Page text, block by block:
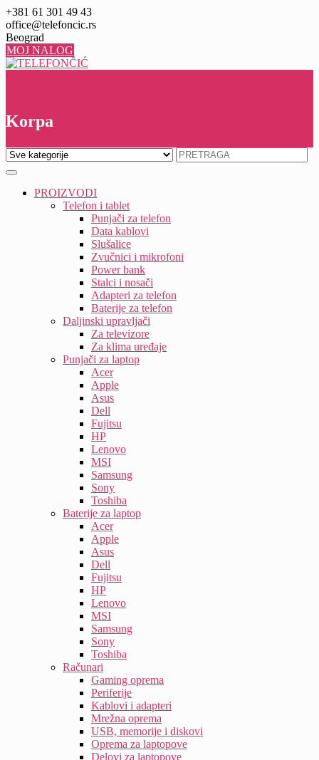
Skip
to
content
+381 61 301 49 43
office@telefoncic.rs
Beograd
MOJ NALOG
Korpa
PROIZVODI
Telefon i tablet
Punjači za telefon
Data kablovi
Slušalice
Zvučnici i mikrofoni
Power bank
Stalci i nosači
Adapteri za telefon
Baterije za telefon
Daljinski upravljači
Za televizore
Za klima uređaje
Punjači za laptop
Acer
Apple
Asus
Dell
Fujitsu
HP
Lenovo
MSI
Samsung
Sony
Toshiba
Baterije za laptop
Acer
Apple
Asus
Dell
Fujitsu
HP
Lenovo
MSI
Samsung
Sony
Toshiba
Računari
Gaming oprema
Periferije
Kablovi i adapteri
Mrežna oprema
USB, memorije i diskovi
Oprema za laptopove
Delovi za laptopove